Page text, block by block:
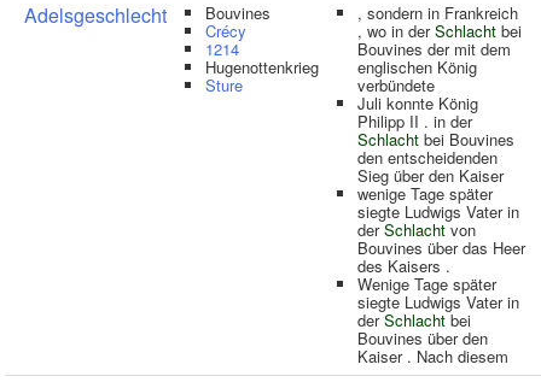
Adelsgeschlecht Bouvines
Crécy
1214
Hugenottenkrieg
Sture
, sondern in Frankreich
, wo in derSchlacht bei
Bouvines der mit dem
englischen König
verbündete
Juli konnte König
Philipp II . in der
Schlacht bei Bouvines
den entscheidenden
Sieg über den Kaiser
wenige Tage später
siegte Ludwigs Vater in
derSchlachtvon
Bouvines über das Heer
des Kaisers .
Wenige Tage später
siegte Ludwigs Vater in
derSchlachtbei
Bouvines über den
Kaiser . Nach diesem